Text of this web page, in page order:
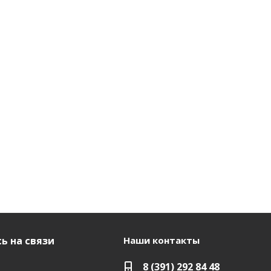
на связи Наши контакты
8 (391) 292 84 48